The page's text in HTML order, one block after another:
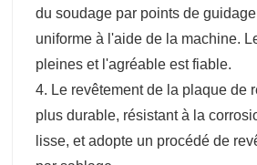
du soudage par points de
uniforme à l'aide de la machine.
pleines et l'agréable est fiable.
4. Le revêtement de la plaque de
plus durable, résistant à la
lisse, et adopte un procédé de